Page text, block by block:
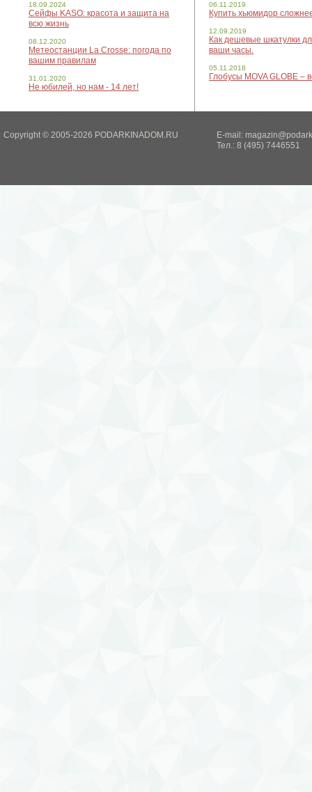
18.09.2024
Сейфы KASO: красота и защита на
всю жизнь
08.12.2020
Метеостанции La Crosse: погода по
вашим правилам
31.01.2020
Не юбилей, но нам - 14 лет!
06.11.2019
Купить хьюмидор
12.09.2019
Как дешевые шкатулки
ваши часы.
05.11.2018
Глобусы MOVA GLOBE –
Copyright © 2005-2026 PODARKINADOM.RU E-mail:
Тел.: 8 (495) 7446551